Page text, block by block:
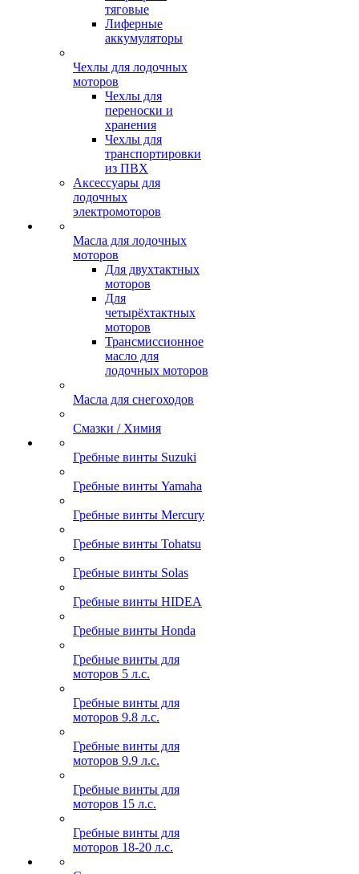
тяговые
Лиферные
аккумуляторы
Чехлы для лодочных
моторов
Чехлы для
переноски и
хранения
Чехлы для
транспортировки
из ПВХ
Аксессуары для
лодочных
электромоторов
Масла для лодочных
моторов
Для двухтактных
моторов
Для
четырёхтактных
моторов
Трансмиссионное
масло для
лодочных моторов
Масла для снегоходов
Смазки / Химия
Гребные винты Suzuki
Гребные винты Yamaha
Гребные винты Mercury
Гребные винты Tohatsu
Гребные винты Solas
Гребные винты HIDEA
Гребные винты Honda
Гребные винты для
моторов 5 л.с.
Гребные винты для
моторов 9.8 л.с.
Гребные винты для
моторов 9.9 л.с.
Гребные винты для
моторов 15 л.с.
Гребные винты для
моторов 18-20 л.с.